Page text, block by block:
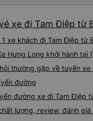
xe đi Tam Điệp từ
1 xe khách đi Tam Điệp
Hưng Long khởi hành tại
thường gặp về tuyến
đường
đường xe đi Tam Điệp
lượng, review, đánh